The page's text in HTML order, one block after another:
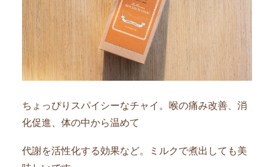
ちょっぴりスパイシーなチャイ。喉の痛み改善、消
化促進、体の中から温めて
代謝を活性化する効果など。ミルクで煮出しても美